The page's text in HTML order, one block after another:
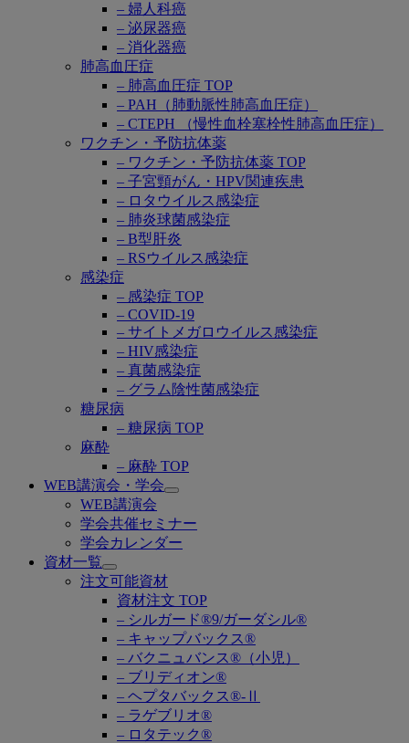
– 婦人科癌
– 泌尿器癌
– 消化器癌
肺高血圧症
– 肺高血圧症 TOP
– PAH（肺動脈性肺高血圧症）
– CTEPH （慢性血栓塞栓性肺高血圧症）
ワクチン・予防抗体薬
– ワクチン・予防抗体薬 TOP
– 子宮頸がん・HPV関連疾患
– ロタウイルス感染症
– 肺炎球菌感染症
– B型肝炎
– RSウイルス感染症
感染症
– 感染症 TOP
– COVID-19
– サイトメガロウイルス感染症
– HIV感染症
– 真菌感染症
– グラム陰性菌感染症
糖尿病
– 糖尿病 TOP
麻酔
– 麻酔 TOP
WEB講演会・学会
Open
WEB講演会
学会共催セミナー
学会カレンダー
資材一覧
Open
submenu
注文可能資材
資材注文 TOP
– シルガード®9/ガーダシル®
– キャップバックス®
– バクニュバンス®（小児）
– ブリディオン®
– ヘプタバックス®-Ⅱ
– ラゲブリオ®
– ロタテック®